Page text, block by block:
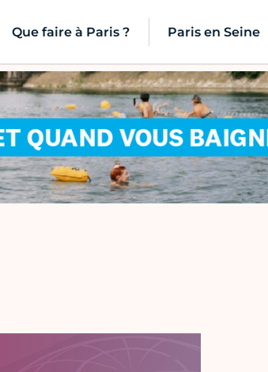
Que faire à Paris ? Paris en Seine